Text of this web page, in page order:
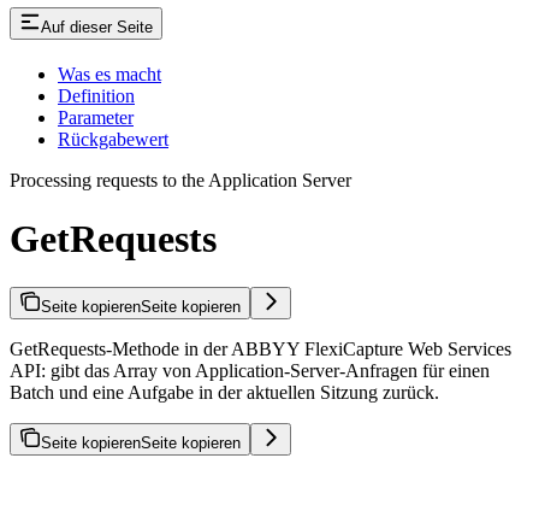
Auf dieser Seite
Was es macht
Definition
Parameter
Rückgabewert
Processing requests to the Application Server
GetRequests
Seite kopierenSeite kopieren
GetRequests-Methode in der ABBYY FlexiCapture Web Services
API: gibt das Array von Application-Server-Anfragen für einen
Batch und eine Aufgabe in der aktuellen Sitzung zurück.
Seite kopierenSeite kopieren